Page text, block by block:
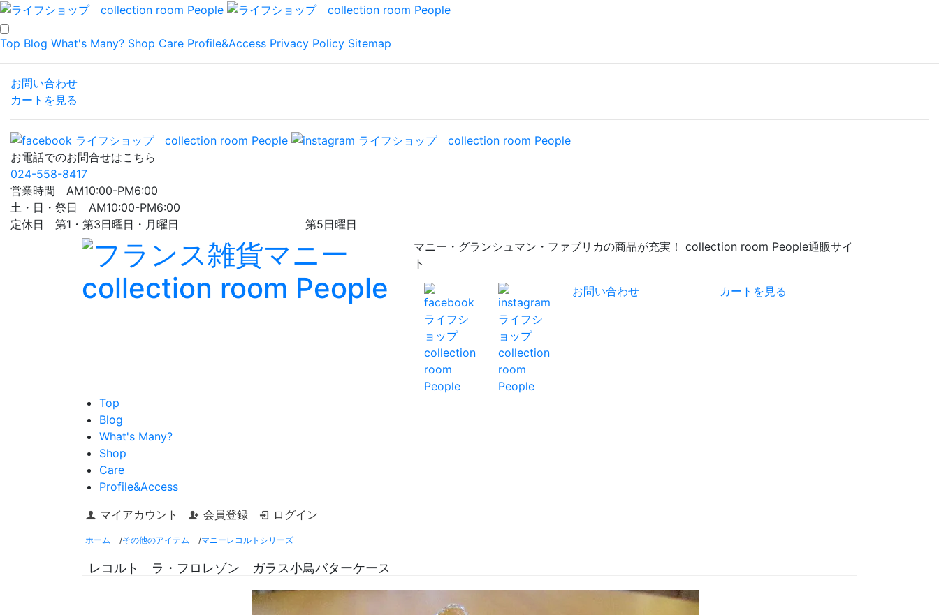
Top Blog What's Many? Shop Care Profile&Access Privacy Policy Sitemap
お問い合わせ
カートを見る
お電話でのお問合せはこちら
024-558-8417
営業時間 AM10:00-PM6:00
土・日・祭日 AM10:00-PM6:00
定休日 第1・第3日曜日・月曜日 第5日曜日
マニー・グランシュマン・ファブリカの商品が充実！ collection room People通販サイ
ト
お問い合わせ
カートを見る
Top
Blog
What's Many?
Shop
Care
Profile&Access
マイアカウント
会員登録 ログイン
ホーム /その他のアイテム /マニーレコルトシリーズ
レコルト ラ・フロレゾン ガラス小鳥バターケース